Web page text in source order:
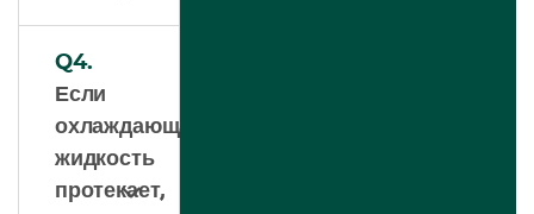
Q4.
Если
охлаждающая
жидкость
протекает,